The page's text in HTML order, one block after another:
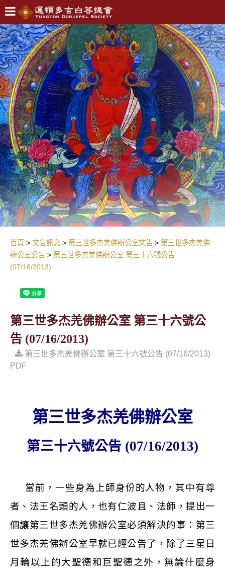
首頁 文告訊息 第三世多杰羌佛辦公室文告
第三世多杰羌佛
辦公室公告
第三世多杰羌佛辦公室 第三十六號公告
(07/16/2013)
第三世多杰羌佛辦公室 第三十六號公
告 (07/16/2013)
第三世多杰羌佛辦公室 第三十六號公告 (07/16/2013)
PDF
第三世多杰羌佛辦公室
第三十六號公告 (07/16/2013)
當前，一些身為上師身份的人物，其中有尊
者、法王名頭的人，也有仁波且、法師，提出一
個讓第三世多杰羌佛辦公室必須解決的事：第三
世多杰羌佛辦公室早就已經公告了，除了三星日
月輪以上的大聖德和巨聖德之外，無論什麼身